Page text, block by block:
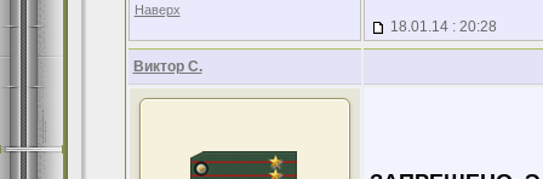
Наверх
18.01.14 : 20:28
Виктор С.